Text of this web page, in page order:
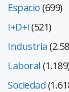
Espacio (699)
I+D+i (521)
Industria
Laboral
Sociedad